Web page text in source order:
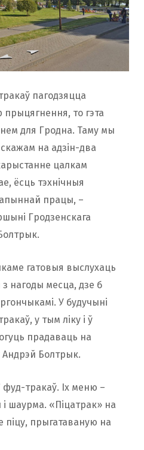
пагодзяцца
прыцягнення, то гэта
для Гродна. Таму мы
на адзін-два
цалкам
ёсць тэхнічныя
працы, –
Гродзенскага
гатовыя выслухаць
нагоды месца, дзе б
У будучыні
у тым ліку і ў
прадаваць на
Андрэй Болтрык.
фуд-тракаў. Іх меню –
і шаурма. «Піцатрак» на
піцу, прыгатаваную на